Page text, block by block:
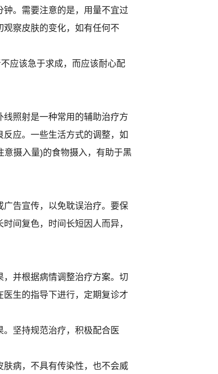
。需要注意的是，用量不宜过
察皮肤的变化，如有任何不
应该急于求成，而应该耐心配
照射是一种常用的辅助治疗方
应。一些生活方式的调整，如
摄入量)的食物摄入，有助于黑
告宣传，以免耽误治疗。要保
间复色，时间长短因人而异，
并根据病情调整治疗方案。切
生的指导下进行，定期复诊才
坚持规范治疗，积极配合医
病，不具有传染性，也不会威